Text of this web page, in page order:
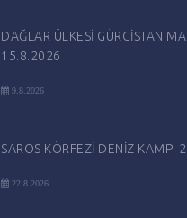
DAĞLAR ÜLKESİ GÜRCİSTAN
15.8.2026
9.8.2026
SAROS KÖRFEZİ DENİZ KAMPI
22.8.2026